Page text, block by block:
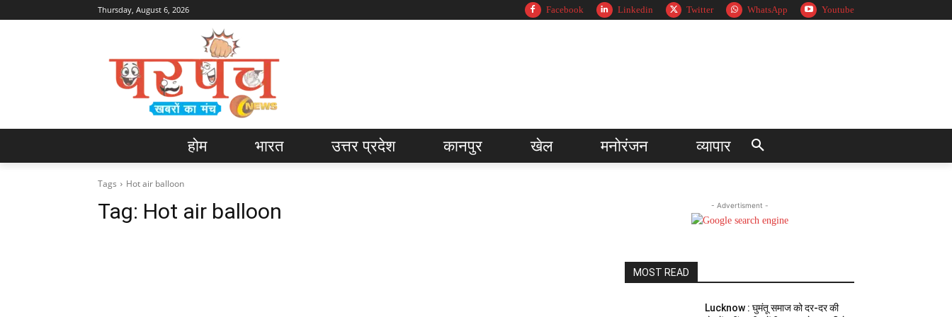
Thursday, August 6, 2026 Facebook Linkedin Twitter WhatsApp Youtube
होम भारत उत्तर प्रदेश कानपुर खेल मनोरंजन व्यापार
Tags Hot air balloon
Tag: Hot air balloon - Advertisment -
MOST READ
Lucknow : घुमंतू समाज को दर-दर की